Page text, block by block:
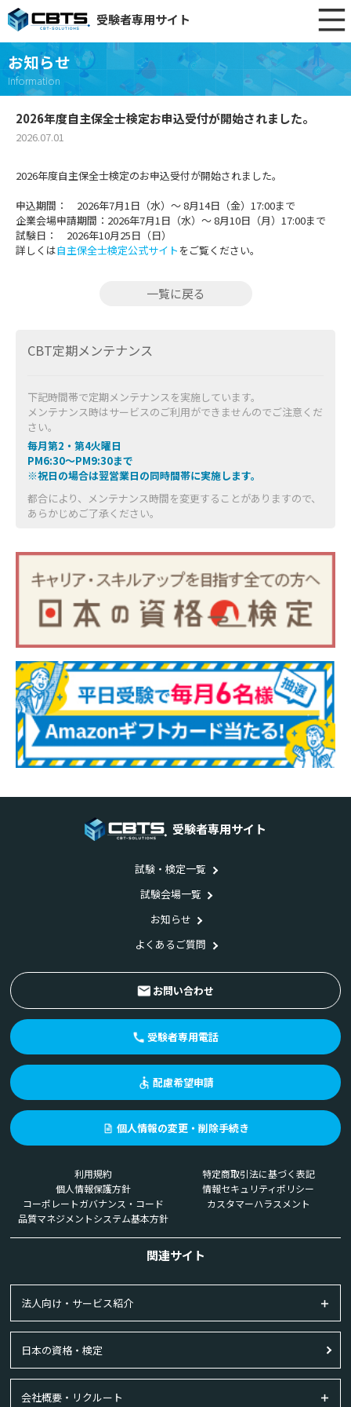
受験者専用サイト
お知らせ
Information
2026年度自主保全士検定お申込受付が開始されました。
2026.07.01
2026年度自主保全士検定のお申込受付が開始されました。
申込期間： 2026年7月1日（水）～ 8月14日（金）17:00まで
企業会場申請期間：2026年7月1日（水）～ 8月10日（月）17:00まで
試験日： 2026年10月25日（日）
詳しくは自主保全士検定公式サイト をご覧ください。
一覧に戻る
CBT定期メンテナンス
下記時間帯で定期メンテナンスを実施しています。
メンテナンス時はサービスのご利用ができませんのでご注意くだ
さい。
毎月第2・第4火曜日
PM6:30～PM9:30まで
※祝日の場合は翌営業日の同時間帯に実施します。
都合により、メンテナンス時間を変更することがありますので、
あらかじめご了承ください。
受験者専用サイト
試験・検定一覧
試験会場一覧
お知らせ
よくあるご質問
お問い合わせ
受験者専用電話
配慮希望申請
個人情報の変更・削除手続き
利用規約
特定商取引法に基づく表記
個人情報保護方針
情報セキュリティポリシー
コーポレートガバナンス・コード
カスタマーハラスメント
品質マネジメントシステム基本方針
関連サイト
法人向け・サービス紹介
日本の資格・検定
会社概要・リクルート